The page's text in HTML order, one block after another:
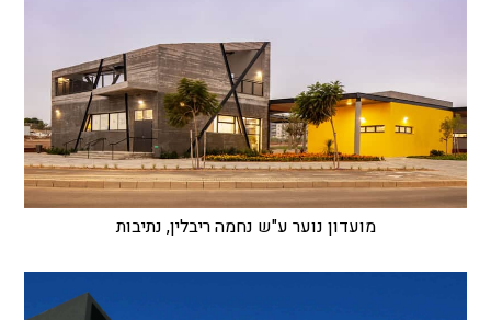
מועדון נוער ע"ש נחמה ריבלין, נתיבות